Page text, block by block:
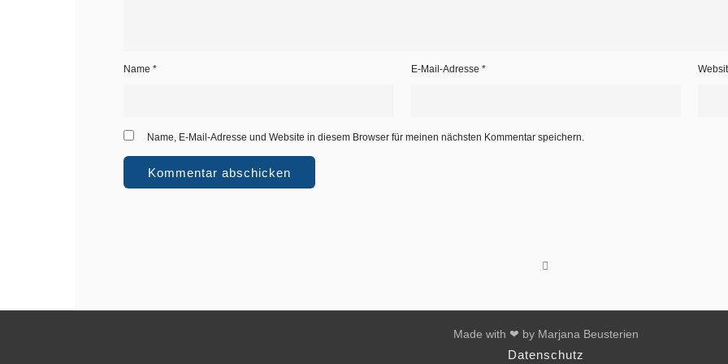
Name * E-Mail-Adresse *
Name, E-Mail-Adresse und Website in diesem Browser für meinen nächsten Kommentar speichern.
Made with ❤ by Marjana Beusterien
Datenschutz